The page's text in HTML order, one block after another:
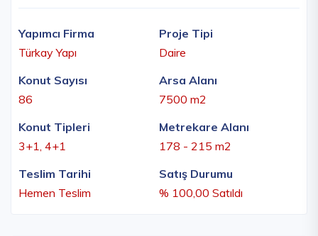
Yapımcı Firma
Türkay Yapı
Proje Tipi
Daire
Konut Sayısı
86
Arsa Alanı
7500 m2
Konut Tipleri
3+1, 4+1
Metrekare Alanı
178 - 215 m2
Teslim Tarihi
Hemen Teslim
Satış Durumu
% 100,00 Satıldı